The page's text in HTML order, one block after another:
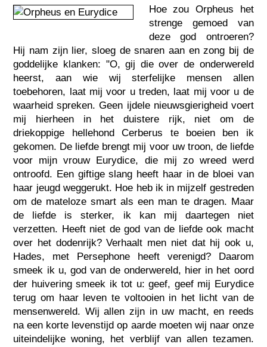
Hoe zou Orpheus het
strenge gemoed van
deze god ontroeren?
Hij nam zijn lier, sloeg de snaren aan en zong bij de
goddelijke klanken: "O, gij die over de onderwereld
heerst, aan wie wij sterfelijke mensen allen
toebehoren, laat mij voor u treden, laat mij voor u de
waarheid spreken. Geen ijdele nieuwsgierigheid voert
mij hierheen in het duistere rijk, niet om de
driekoppige hellehond Cerberus te boeien ben ik
gekomen. De liefde brengt mij voor uw troon, de liefde
voor mijn vrouw Eurydice, die mij zo wreed werd
ontroofd. Een giftige slang heeft haar in de bloei van
haar jeugd weggerukt. Hoe heb ik in mijzelf gestreden
om de mateloze smart als een man te dragen. Maar
de liefde is sterker, ik kan mij daartegen niet
verzetten. Heeft niet de god van de liefde ook macht
over het dodenrijk? Verhaalt men niet dat hij ook u,
Hades, met Persephone heeft verenigd? Daarom
smeek ik u, god van de onderwereld, hier in het oord
der huivering smeek ik tot u: geef, geef mij Eurydice
terug om haar leven te voltooien in het licht van de
mensenwereld. Wij allen zijn in uw macht, en reeds
na een korte levenstijd op aarde moeten wij naar onze
uiteindelijke woning, het verblijf van allen tezamen.